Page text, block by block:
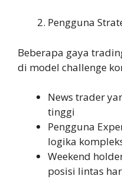
Pengguna
Beberapa gaya
di model challenge
News trader
tinggi
Pengguna
logika
Weekend
posisi lintas